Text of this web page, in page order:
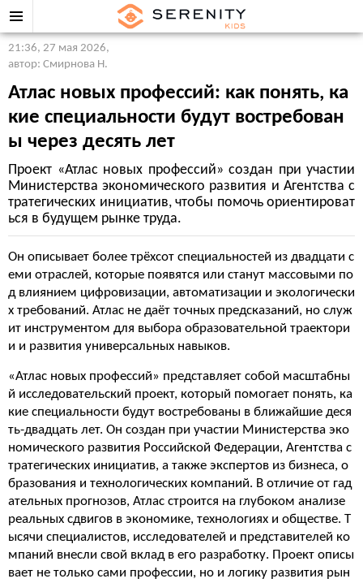
21:36, 27 мая 2026,
автор: Смирнова Н.
Атлас новых профессий: как понять, ка
кие специальности будут востребован
ы через десять лет
Проект «Атлас новых профессий» создан при участии
Министерства экономического развития и Агентства с
тратегических инициатив, чтобы помочь ориентироват
ься в будущем рынке труда.
Он описывает более трёхсот специальностей из двадцати с
еми отраслей, которые появятся или станут массовыми по
д влиянием цифровизации, автоматизации и экологически
х требований. Атлас не даёт точных предсказаний, но служ
ит инструментом для выбора образовательной траектори
и и развития универсальных навыков.
«Атлас новых профессий» представляет собой масштабны
й исследовательский проект, который помогает понять, ка
кие специальности будут востребованы в ближайшие деся
ть-двадцать лет. Он создан при участии Министерства эко
номического развития Российской Федерации, Агентства с
тратегических инициатив, а также экспертов из бизнеса, о
бразования и технологических компаний. В отличие от гад
ательных прогнозов, Атлас строится на глубоком анализе
реальных сдвигов в экономике, технологиях и обществе. Т
ысячи специалистов, исследователей и представителей ко
мпаний внесли свой вклад в его разработку. Проект описы
вает не только сами профессии, но и логику развития рын